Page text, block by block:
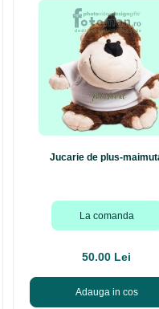
Jucarie de plus-
La comanda
50.00 Lei
Adauga in cos